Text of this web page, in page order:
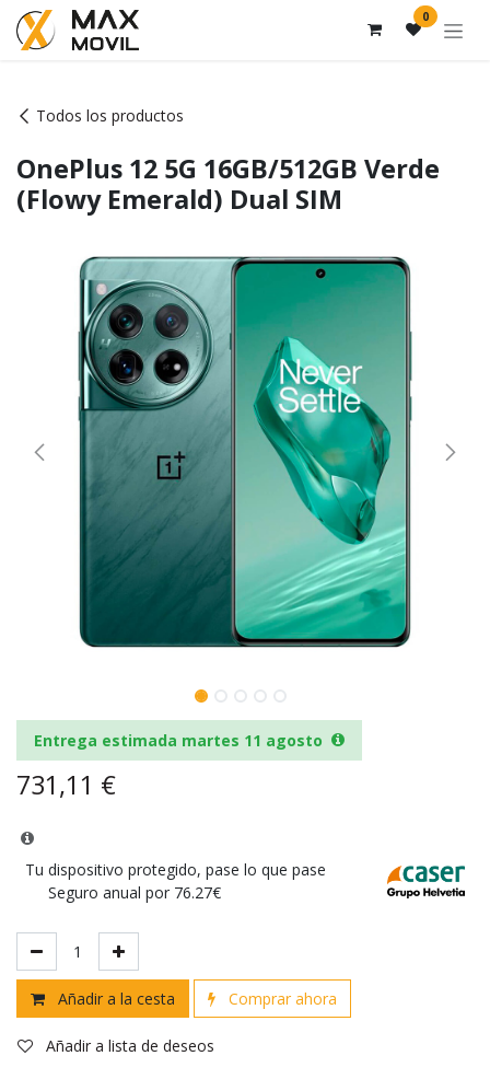
Ir al contenido 0
Todos los productos
OnePlus 12 5G 16GB/512GB Verde
(Flowy Emerald) Dual SIM
Entrega estimada martes 11 agosto
731,11 €
Tu dispositivo protegido, pase lo que pase
Seguro anual por 76.27€
Añadir a la cesta Comprar ahora
Añadir a lista de deseos